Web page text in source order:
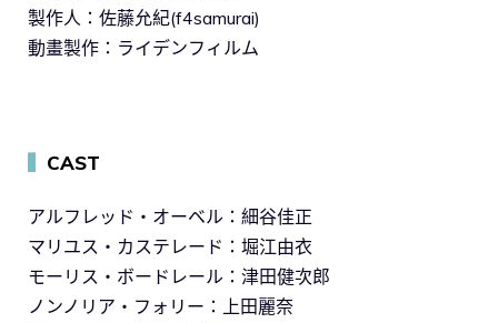
製作人：佐藤允紀(f4samurai)
動畫製作：ライデンフィルム
CAST
アルフレッド・オーベル：細谷佳正
マリユス・カステレード：堀江由衣
モーリス・ボードレール：津田健次郎
ノンノリア・フォリー：上田麗奈